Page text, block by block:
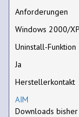
Anforderungen
Windows 2000/
Uninstall-Funktion
Ja
Herstellerkontakt
AIM
Downloads bisher